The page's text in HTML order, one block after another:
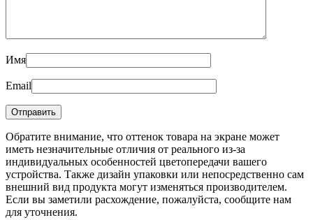
Имя
Email
Обратите внимание, что оттенок товара на экране может
иметь незначительные отличия от реального из-за
индивидуальных особенностей цветопередачи вашего
устройства. Также дизайн упаковки или непосредственно сам
внешний вид продукта могут изменяться производителем.
Если вы заметили расхождение, пожалуйста, сообщите нам
для уточнения.